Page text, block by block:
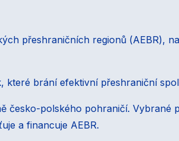
přeshraničních regionů (AEBR),
které brání efektivní přeshraniční
česko-polského pohraničí. Vybrané
a financuje AEBR.